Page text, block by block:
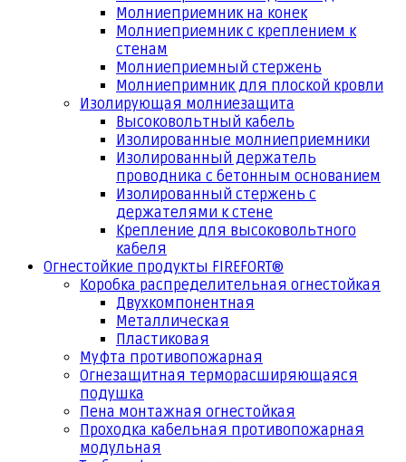
Молниеприемник на конек
Молниеприемник с креплением к
стенам
Молниеприемный стержень
Молниепримник для плоской кровли
Изолирующая молниезащита
Высоковольтный кабель
Изолированные молниеприемники
Изолированный держатель
проводника с бетонным основанием
Изолированный стержень с
держателями к стене
Крепление для высоковольтного
кабеля
Огнестойкие продукты FIREFORT®
Коробка распределительная огнестойкая
Двухкомпонентная
Металлическая
Пластиковая
Муфта противопожарная
Огнезащитная терморасширяющаяся
подушка
Пена монтажная огнестойкая
Проходка кабельная противопожарная
модульная